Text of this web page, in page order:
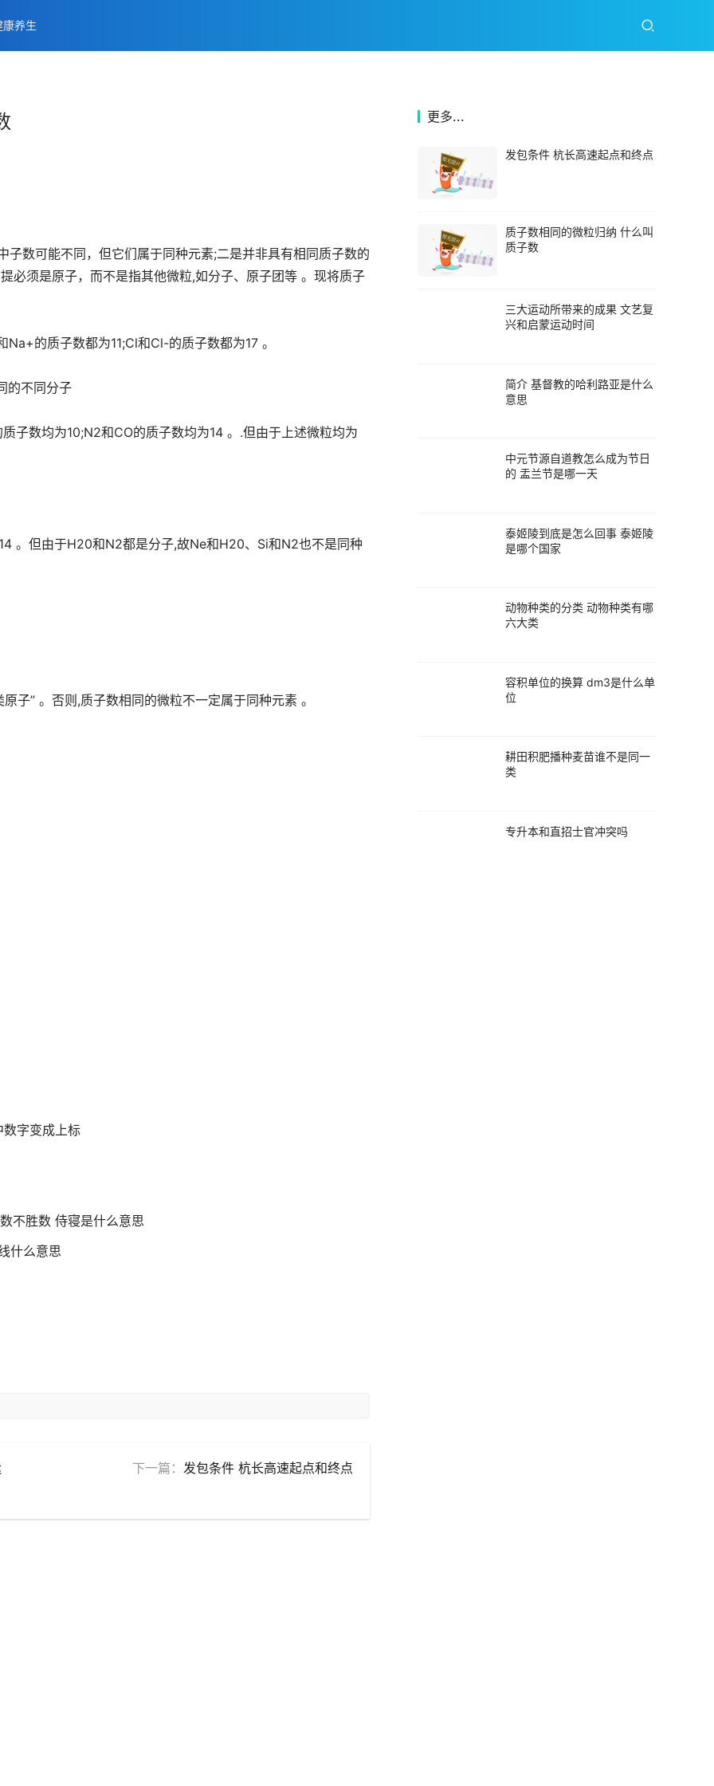
康养生
数可能不同，但它们属于同种元素;二是并非具有相同质子数的
必须是原子，而不是指其他微粒,如分子、原子团等 。现将质子
的质子数都为11;Cl和Cl-的质子数都为17 。
的不同分子
子数均为10;N2和CO的质子数均为14 。.但由于上述微粒均为
。但由于H20和N2都是分子,故Ne和H20、Si和N2也不是同种
子” 。否则,质子数相同的微粒不一定属于同种元素 。
字变成上标
不胜数 侍寝是什么意思
什么意思
下一篇： 发包条件 杭长高速起点和终点
更多...
发包条件 杭长高速起点和终点
质子数相同的微粒归纳 什么叫
质子数
三大运动所带来的成果 文艺复
兴和启蒙运动时间
简介 基督教的哈利路亚是什么
意思
中元节源自道教怎么成为节日
的 盂兰节是哪一天
泰姬陵到底是怎么回事 泰姬陵
是哪个国家
动物种类的分类 动物种类有哪
六大类
容积单位的换算 dm3是什么单
位
耕田积肥播种麦苗谁不是同一
类
专升本和直招士官冲突吗